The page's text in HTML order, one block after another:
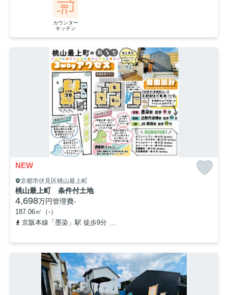
カウンター
キッチン
NEW
京都市伏見区桃山最上町
桃山最上町 条件付土地
4,698万円管理費-
187.06㎡（-）
京阪本線「墨染」駅 徒歩9分